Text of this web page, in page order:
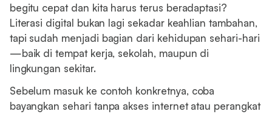
begitu cepat dan kita harus terus beradaptasi?
Literasi digital bukan lagi sekadar keahlian tambahan,
tapi sudah menjadi bagian dari kehidupan sehari-hari
—baik di tempat kerja, sekolah, maupun di
lingkungan sekitar.
Sebelum masuk ke contoh konkretnya, coba
bayangkan sehari tanpa akses internet atau perangkat